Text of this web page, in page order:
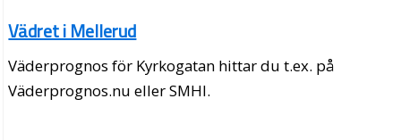
Vädret i Mellerud
Väderprognos för Kyrkogatan hittar du t.ex. på
Väderprognos.nu eller SMHI.